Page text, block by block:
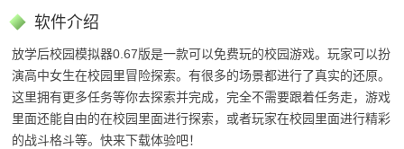
软件介绍
放学后校园模拟器0.67版是一款可以免费玩的校园游戏。玩家可以扮
演高中女生在校园里冒险探索。有很多的场景都进行了真实的还原。
这里拥有更多任务等你去探索并完成，完全不需要跟着任务走，游戏
里面还能自由的在校园里面进行探索，或者玩家在校园里面进行精彩
的战斗格斗等。快来下载体验吧！